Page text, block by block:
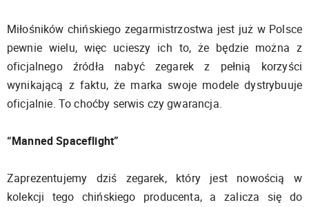
Miłośników chińskiego zegarmistrzostwa jest już w Polsce
pewnie wielu, więc ucieszy ich to, że będzie można z
oficjalnego źródła nabyć zegarek z pełnią korzyści
wynikającą z faktu, że marka swoje modele dystrybuuje
oficjalnie. To choćby serwis czy gwarancja.
“Manned Spaceflight”
Zaprezentujemy dziś zegarek, który jest nowością w
kolekcji tego chińskiego producenta, a zalicza się do